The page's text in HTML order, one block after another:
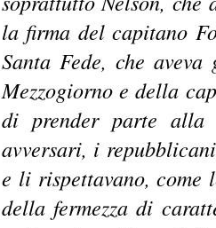
la firma del capitano
Santa Fede, che
Mezzogiorno e della
di prender parte alla
avversari, i
e li rispettavano, come
della fermezza di